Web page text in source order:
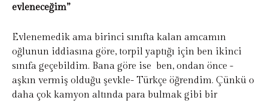
evleneceğim”
Evlenemedik ama birinci sınıfta kalan amcamın
oğlunun iddiasına göre, torpil yaptığı için ben ikinci
sınıfa geçebildim. Bana göre ise ben, ondan önce -
aşkın vermiş olduğu şevkle- Türkçe öğrendim. Çünkü o
daha çok kamyon altında para bulmak gibi bir